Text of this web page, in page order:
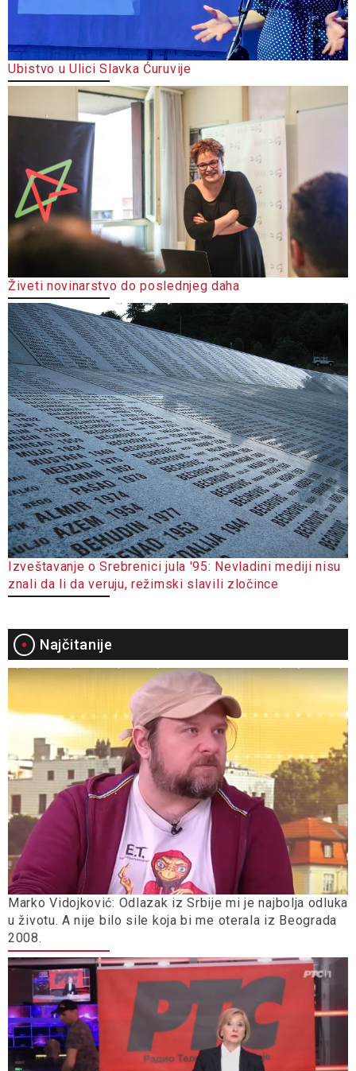
Ubistvo u Ulici Slavka Ćuruvije
Živeti novinarstvo do poslednjeg daha
Izveštavanje o Srebrenici jula '95: Nevladini mediji nisu
znali da li da veruju, režimski slavili zločince
Najčitanije
Marko Vidojković: Odlazak iz Srbije mi je najbolja odluka
u životu. A nije bilo sile koja bi me oterala iz Beograda
2008.